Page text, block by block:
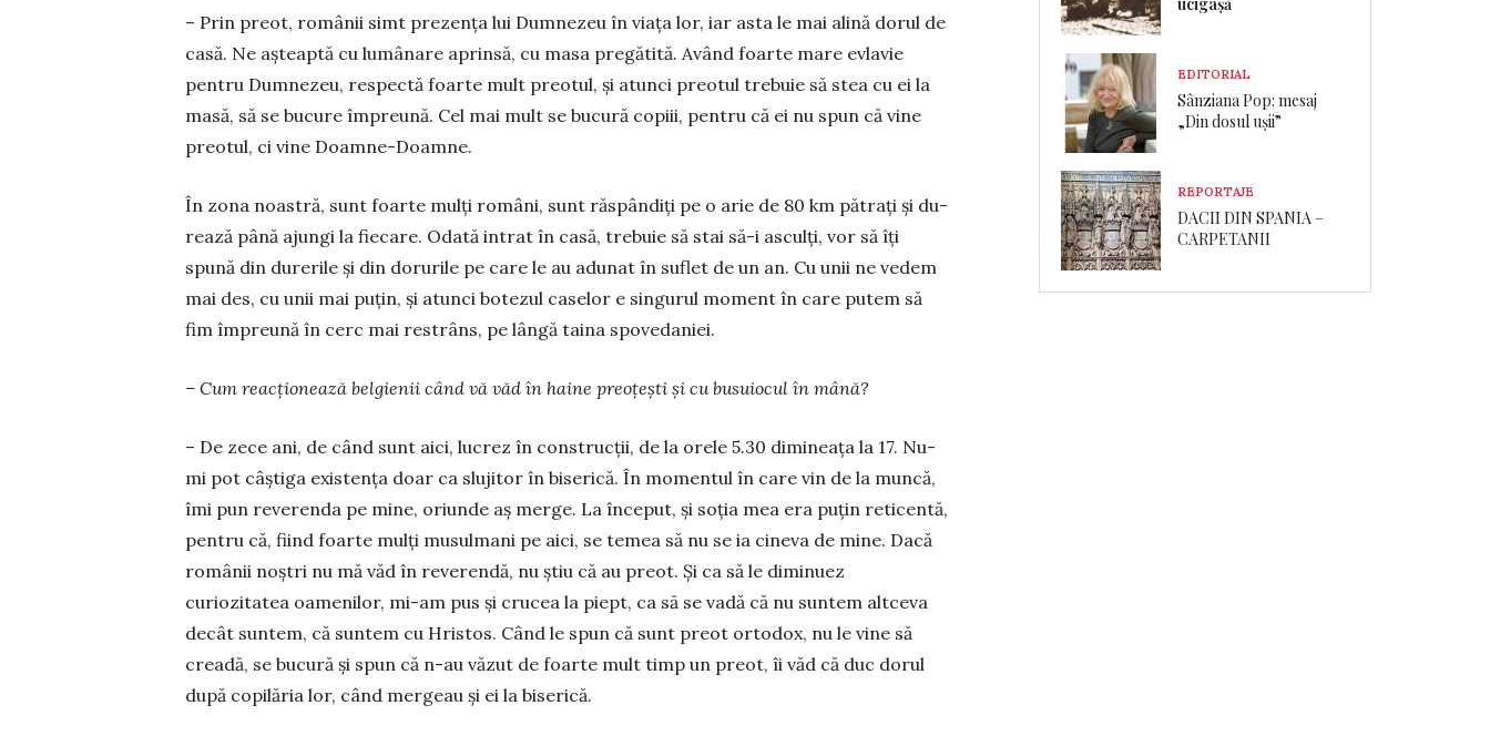
– Prin preot, românii simt prezența lui Dumne­zeu în viața lor, iar asta le mai alină dorul de
casă. Ne așteaptă cu lumânare aprin­să, cu masa pregătită. Având foarte mare evlavie
pentru Dumnezeu, respectă foarte mult preotul, și atunci preotul trebuie să stea cu ei la
masă, să se bucure împreună. Cel mai mult se bucură copiii, pentru că ei nu spun că vine
preotul, ci vine Doamne-Doamne.
În zona noastră, sunt foarte mulți români, sunt răspândiți pe o arie de 80 km pătrați și du­
rează până ajungi la fiecare. Odată intrat în casă, trebuie să stai să-i asculți, vor să îți
spună din durerile și din dorurile pe care le au adunat în su­flet de un an. Cu unii ne vedem
mai des, cu unii mai puțin, și atunci botezul caselor e sin­gu­rul mo­ment în care putem să
fim împreună în cerc mai restrâns, pe lângă taina spovedaniei.
– Cum reacționează belgi­e­nii când vă văd în haine pre­oțești și cu busuiocul în mână?
– De zece ani, de când sunt aici, lucrez în con­strucții, de la orele 5.30 dimineața la 17. Nu-
mi pot câștiga existența doar ca slujitor în biserică. În mo­men­tul în care vin de la muncă,
îmi pun reverenda pe mine, ori­un­de aș merge. La început, și soția mea era puțin reticentă,
pen­tru că, fiind foar­te mulți mu­sulmani pe aici, se temea să nu se ia ci­ne­va de mine. Dacă
ro­mâ­nii noștri nu mă văd în reve­ren­dă, nu știu că au preot. Și ca să le diminuez
curiozitatea oame­ni­lor, mi-am pus și cru­cea la piept, ca să se vadă că nu suntem altceva
de­cât sun­tem, că sun­tem cu Hristos. Când le spun că sunt preot orto­dox, nu le vine să
creadă, se bucură și spun că n-au văzut de foarte mult timp un preot, îi văd că duc do­rul
după copilăria lor, când mergeau și ei la biserică.
ucigașă
EDITORIAL
Sânziana Pop: mesaj
„Din dosul ușii”
REPORTAJE
DACII DIN SPANIA –
CARPETANII